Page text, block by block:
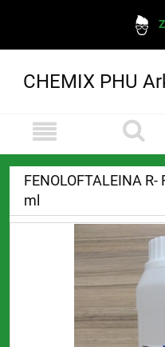
CHEMIX PHU
FENOLOFTALEINA R-
ml